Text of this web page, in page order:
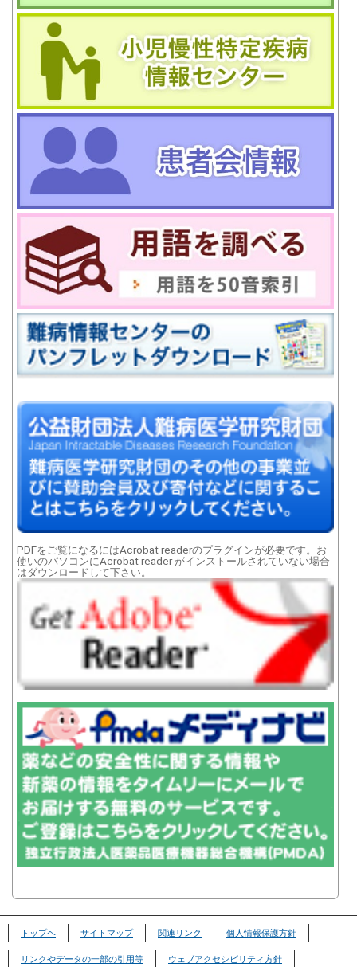
PDFをご覧になるにはAcrobat readerのプラグインが必要です。お
使いのパソコンにAcrobat reader がインストールされていない場合
はダウンロードして下さい。
トップヘ サイトマップ 関連リンク 個人情報保護方針
リンクやデータの一部の引用等 ウェブアクセシビリティ方針